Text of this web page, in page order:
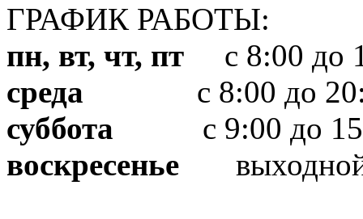
ГРАФИК РАБОТЫ:
пн, вт, чт, пт с 8:00 до
среда с 8:00 до
суббота с 9:00 до
воскресенье